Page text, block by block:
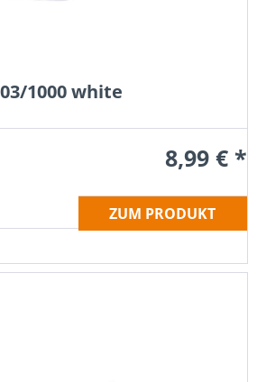
1000 white
8,99 € *
ZUM PRODUKT